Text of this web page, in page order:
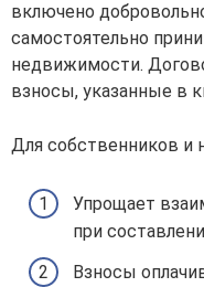
включено
самостоятельно
недвижимости.
взносы, указанные в
Для собственников и
Упрощает
при
Взносы